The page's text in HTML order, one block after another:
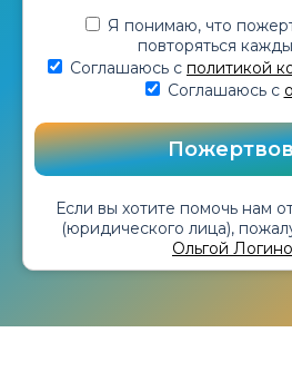
Я понимаю, что
повторяться
Соглашаюсь с политикой
Соглашаюсь с
Если вы хотите помочь нам
(юридического лица),
Ольгой